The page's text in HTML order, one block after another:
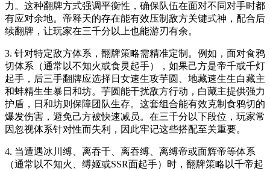
力。这种翻牌方式强调平衡性，确保队伍在面对不同对手时都
有应对余地。帝释天的存在能有效压制敌方关键式神，配合后
续翻牌，让玩家在三千分以上也能游刃有余。
3. 针对特定敌方体系，翻牌策略需精准定制。例如，面对食鸦
切体系（通常以不知火或食灵起手），如果己方是帝千或千灯
起手，后三手翻牌应选择日女速生攻芋圆、地藏速生生白藏主
和蚌精生生暴日和坊。芋圆能干扰敌方行动，白藏主提供强力
护盾，日和坊则保障团队生存。这套组合能有效克制食鸦切的
爆发伤害，避免己方被快速减员。在三千分以下段位，玩家常
因忽视体系针对性而失利，因此牢记这些搭配至关重要。
4. 当遭遇冰川缚、离吞千、离吞缚、离缚帝或面辉帝等体系
（通常以不知火、缚姬或SSR面起手）时，翻牌策略以千帝起